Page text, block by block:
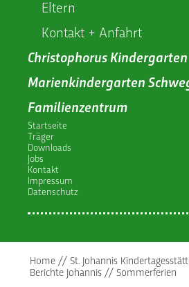
Eltern
Kontakt + Anfahrt
Christophorus Kindergarten
Marienkindergarten
Familienzentrum
Startseite
Träger
Downloads
Jobs
Kontakt
Impressum
Datenschutz
Home// St. Johannis
Berichte Johannis// Sommerferien